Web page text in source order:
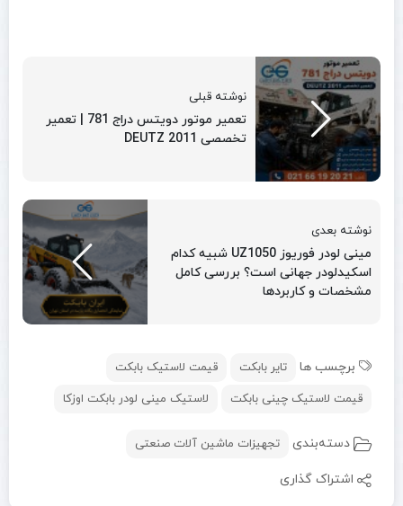
نوشته قبلی
تعمیر موتور دویتس دراج 781 | تعمیر
تخصصی DEUTZ 2011
نوشته بعدی
مینی لودر فوریوز UZ1050 شبیه کدام
اسکیدلودر جهانی است؟ بررسی کامل
مشخصات و کاربردها
برچسب ها تایر بابکت
قیمت لاستیک بابکت
قیمت لاستیک چینی بابکت
لاستیک مینی لودر بابکت اوزکا
دسته‌بندی تجهیزات ماشین آلات صنعتی
اشتراک گذاری